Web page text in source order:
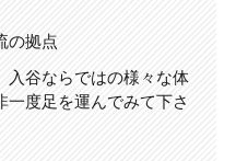
の拠点
入谷ならではの様々な体
度足を運んでみて下さ